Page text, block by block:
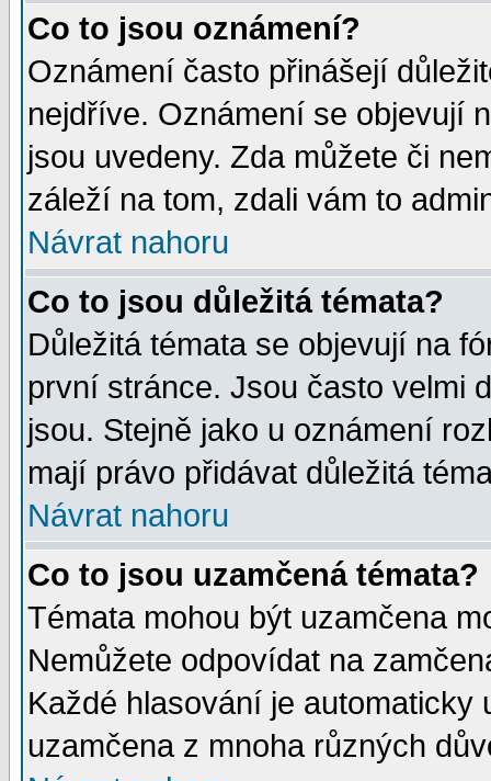
Co to jsou oznámení?
Oznámení často přinášejí
nejdříve. Oznámení se objevují
jsou uvedeny. Zda můžete či
záleží na tom, zdali vám to
Návrat nahoru
Co to jsou důležitá témata?
Důležitá témata se objevují na
první stránce. Jsou často velmi
jsou. Stejně jako u oznámení
mají právo přidávat důležitá
Návrat nahoru
Co to jsou uzamčená témata?
Témata mohou být uzamčena
Nemůžete odpovídat na
Každé hlasování je automaticky
uzamčena z mnoha různých